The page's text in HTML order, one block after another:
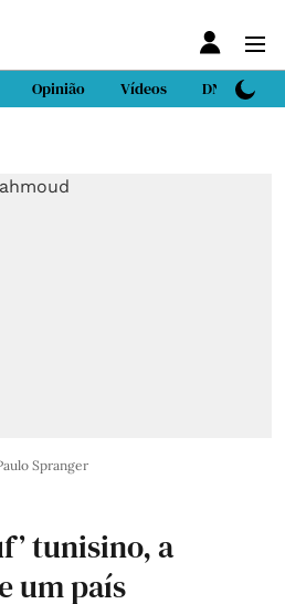
Opinião Vídeos DN Sport
Spranger
tunisino, a
um país